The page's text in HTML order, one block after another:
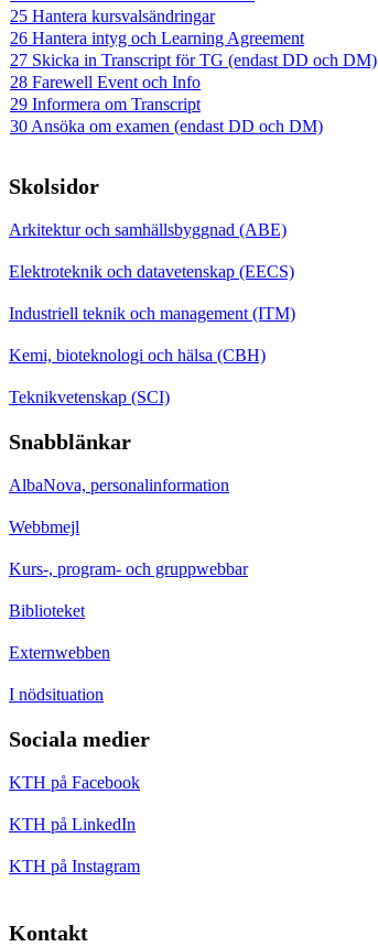
25 Hantera kursvalsändringar
26 Hantera intyg och Learning Agreement
27 Skicka in Transcript för TG (endast DD och DM)
28 Farewell Event och Info
29 Informera om Transcript
30 Ansöka om examen (endast DD och DM)
Skolsidor
Arkitektur och samhällsbyggnad (ABE)
Elektroteknik och datavetenskap (EECS)
Industriell teknik och management (ITM)
Kemi, bioteknologi och hälsa (CBH)
Teknikvetenskap (SCI)
Snabblänkar
AlbaNova, personalinformation
Webbmejl
Kurs-, program- och gruppwebbar
Biblioteket
Externwebben
I nödsituation
Sociala medier
KTH på Facebook
KTH på LinkedIn
KTH på Instagram
Kontakt